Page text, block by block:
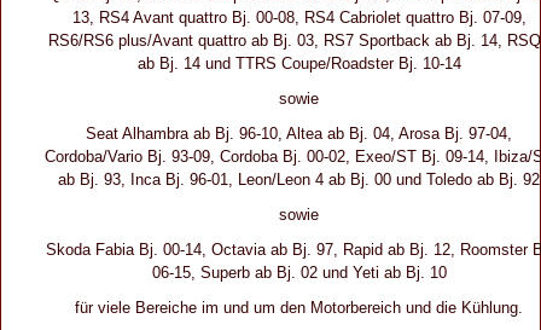
13, RS4 Avant quattro Bj. 00-08, RS4 Cabriolet quattro Bj. 07-09,
RS6/RS6 plus/Avant quattro ab Bj. 03, RS7 Sportback ab Bj. 14,
ab Bj. 14 und TTRS Coupe/Roadster Bj. 10-14
sowie
Seat Alhambra ab Bj. 96-10, Altea ab Bj. 04, Arosa Bj. 97-04,
Cordoba/Vario Bj. 93-09, Cordoba Bj. 00-02, Exeo/ST Bj. 09-14, Ibiza/
ab Bj. 93, Inca Bj. 96-01, Leon/Leon 4 ab Bj. 00 und Toledo ab Bj. 92
sowie
Skoda Fabia Bj. 00-14, Octavia ab Bj. 97, Rapid ab Bj. 12, Roomster
06-15, Superb ab Bj. 02 und Yeti ab Bj. 10
für viele Bereiche im und um den Motorbereich und die Kühlung.